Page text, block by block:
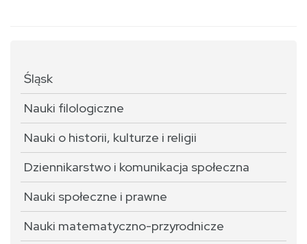
Śląsk
Nauki filologiczne
Nauki o historii, kulturze i religii
Dziennikarstwo i komunikacja społeczna
Nauki społeczne i prawne
Nauki matematyczno-przyrodnicze